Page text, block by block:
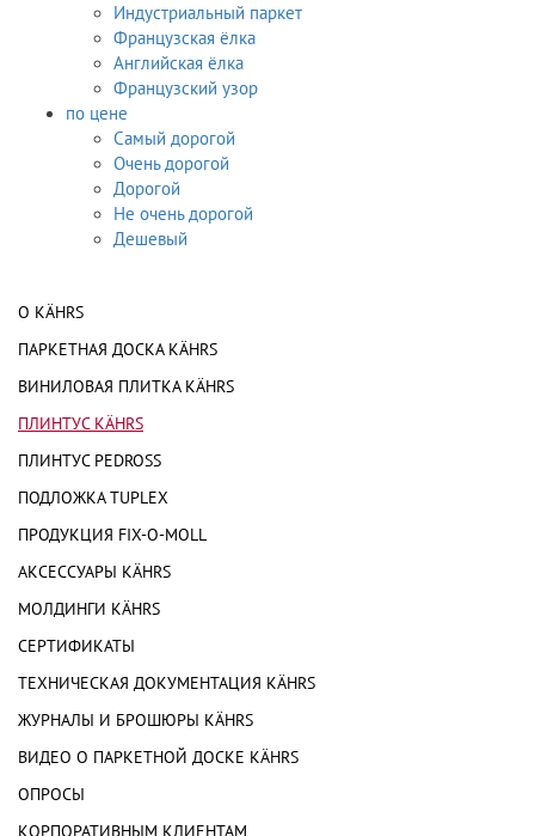
Индустриальный паркет
Французская ёлка
Английская ёлка
Французский узор
по цене
Самый дорогой
Очень дорогой
Дорогой
Не очень дорогой
Дешевый
О KÄHRS
ПАРКЕТНАЯ ДОСКА KÄHRS
ВИНИЛОВАЯ ПЛИТКА KÄHRS
ПЛИНТУС KÄHRS
ПЛИНТУС PEDROSS
ПОДЛОЖКА TUPLEX
ПРОДУКЦИЯ FIX-O-MOLL
АКСЕССУАРЫ KÄHRS
МОЛДИНГИ KÄHRS
СЕРТИФИКАТЫ
ТЕХНИЧЕСКАЯ ДОКУМЕНТАЦИЯ KÄHRS
ЖУРНАЛЫ И БРОШЮРЫ KÄHRS
ВИДЕО О ПАРКЕТНОЙ ДОСКЕ KÄHRS
ОПРОСЫ
КОРПОРАТИВНЫМ КЛИЕНТАМ